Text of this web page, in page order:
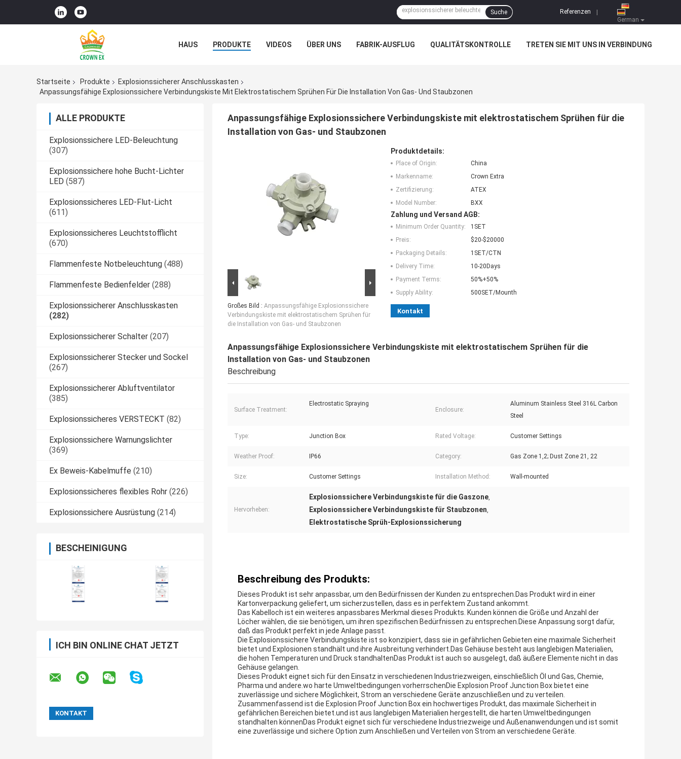
German
Referenzen
Suche
HAUS PRODUKTE VIDEOS ÜBER UNS FABRIK-AUSFLUG QUALITÄTSKONTROLLE TRETEN SIE MIT UNS IN VERBINDUNG
Startseite
Produkte
Explosionssicherer Anschlusskasten
Anpassungsfähige Explosionssichere Verbindungskiste Mit Elektrostatischem Sprühen Für Die Installation Von Gas- Und Staubzonen
ALLE PRODUKTE
Explosionssichere LED-Beleuchtung
(307)
Explosionssichere hohe Bucht-Lichter
LED (587)
Explosionssicheres LED-Flut-Licht
(611)
Explosionssicheres Leuchtstofflicht
(670)
Flammenfeste Notbeleuchtung (488)
Flammenfeste Bedienfelder (288)
Explosionssicherer Anschlusskasten
(282)
Explosionssicherer Schalter (207)
Explosionssicherer Stecker und Sockel
(267)
Explosionssicherer Abluftventilator
(385)
Explosionssicheres VERSTECKT (82)
Explosionssichere Warnungslichter
(369)
Ex Beweis-Kabelmuffe (210)
Explosionssicheres flexibles Rohr (226)
Explosionssichere Ausrüstung (214)
BESCHEINIGUNG
ICH BIN ONLINE CHAT JETZT
Anpassungsfähige Explosionssichere Verbindungskiste mit elektrostatischem Sprühen für die
Installation von Gas- und Staubzonen
Großes Bild : Anpassungsfähige Explosionssichere
Verbindungskiste mit elektrostatischem Sprühen für
die Installation von Gas- und Staubzonen
Produktdetails:
Place of Origin:
China
Markenname:
Crown Extra
Zertifizierung:
ATEX
Model Number:
BXX
Zahlung und Versand AGB:
Minimum Order Quantity:
1SET
Preis:
$20-$20000
Packaging Details:
1SET/CTN
Delivery Time:
10-20Days
Payment Terms:
50%+50%
Supply Ability:
500SET/Mounth
Kontakt
Anpassungsfähige Explosionssichere Verbindungskiste mit elektrostatischem Sprühen für die
Installation von Gas- und Staubzonen
Beschreibung
Surface Treatment:
Electrostatic Spraying
Enclosure:
Aluminum Stainless Steel 316L Carbon
Steel
Type: Junction Box Rated Voltage: Customer Settings
Weather Proof: IP66 Category: Gas Zone 1,2; Dust Zone 21, 22
Size: Customer Settings Installation Method: Wall-mounted
Hervorheben:
Explosionssichere Verbindungskiste für die Gaszone
Explosionssichere Verbindungskiste für Staubzonen
Elektrostatische Sprüh-Explosionssicherung
Beschreibung des Produkts:
Dieses Produkt ist sehr anpassbar, um den Bedürfnissen der Kunden zu entsprechen.Das Produkt wird in einer
Kartonverpackung geliefert, um sicherzustellen, dass es in perfektem Zustand ankommt.
Das Kabelloch ist ein weiteres anpassbares Merkmal dieses Produkts. Kunden können die Größe und Anzahl der
Löcher wählen, die sie benötigen, um ihren spezifischen Bedürfnissen zu entsprechen.Diese Anpassung sorgt dafür,
daß das Produkt perfekt in jede Anlage passt.
Die Explosionssichere Verbindungskiste ist so konzipiert, dass sie in gefährlichen Gebieten eine maximale Sicherheit
bietet und Explosionen standhält und ihre Ausbreitung verhindert.Das Gehäuse besteht aus langlebigen Materialien,
die hohen Temperaturen und Druck standhaltenDas Produkt ist auch so ausgelegt, daß äußere Elemente nicht in das
Gehäuse gelangen.
Dieses Produkt eignet sich für den Einsatz in verschiedenen Industriezweigen, einschließlich Öl und Gas, Chemie,
Pharma und andere.wo harte Umweltbedingungen vorherrschenDie Explosion Proof Junction Box bietet eine
zuverlässige und sichere Möglichkeit, Strom an verschiedene Geräte anzuschließen und zu verteilen.
Zusammenfassend ist die Explosion Proof Junction Box ein hochwertiges Produkt, das maximale Sicherheit in
gefährlichen Bereichen bietet.und ist aus langlebigen Materialien hergestellt, die harten Umweltbedingungen
standhalten könnenDas Produkt eignet sich für verschiedene Industriezweige und Außenanwendungen und ist somit
eine zuverlässige und sichere Option zum Anschließen und Verteilen von Strom an verschiedene Geräte.